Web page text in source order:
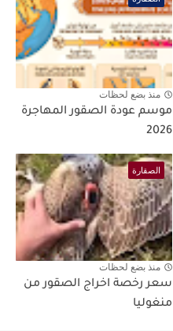
منذ بضع لحظات
موسم عودة الصقور المهاجرة
2026
الصقارة
منذ بضع لحظات
سعر رخصة اخراج الصقور من
منغوليا